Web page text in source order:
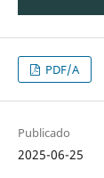
PDF/A
Publicado
2025-06-25